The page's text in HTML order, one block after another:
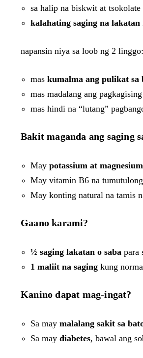
sa halip na biskwit at tsokolate
kalahating saging na lakatan
napansin niya sa loob ng 2 linggo:
mas kumalma ang pulikat sa
mas madalang ang
mas hindi na “lutang”
Bakit maganda ang saging
May potassium at magnesium
May vitamin B6 na tumutulong
May konting natural na tamis
Gaano karami?
½ saging lakatan o saba para
1 maliit na saging kung
Kanino dapat mag-ingat?
Sa may malalang sakit sa
Sa may diabetes, bawal ang